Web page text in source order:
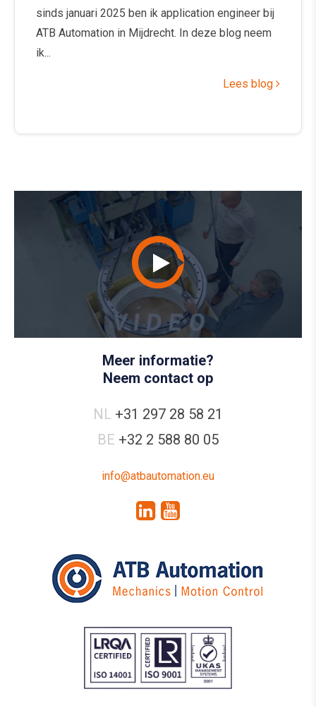
sinds januari 2025 ben ik application engineer bij
ATB Automation in Mijdrecht. In deze blog neem
ik...
Lees blog
Meer informatie?
Neem contact op
NL +31 297 28 58 21
BE +32 2 588 80 05
info@atbautomation.eu